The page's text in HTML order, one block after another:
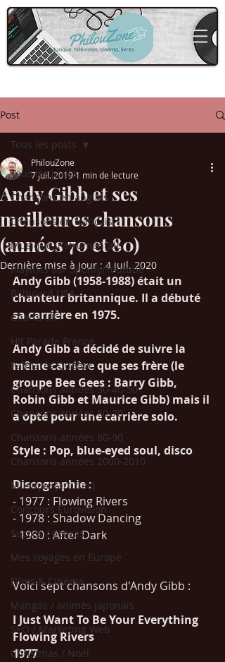
Post
Tous les posts
Chansons en anglais
Chansons en français
Musique instrumentale
Playlists sur Spotify/Youtube
Billboard USA
Charts UK
Hit Parade France
Palmarès Québec
Chansons années 30-40-50
Chansons années 60-70
Chansons années 80-90
Chansons années 2000-2010
Musique (articles)
Concours Eurovision
Succès / genres
Mes voyages en Europe
Films & Cinéma
Mangas / animés japonais
SEO / Marketing Web
Christmas / Noël
Tous les posts
Andy Gibb et ses
meilleures chansons
(années 70 et 80)
PhilouZone
7 juil. 20191 min de lecture
Dernière mise à jour :4 juil. 2020
Andy Gibb (1958-1988) était un
chanteur britannique. Il a débuté
sa carrière en 1975.
Andy Gibb a décidé de suivre la
même carrière que ses frère (le
groupe Bee Gees : Barry Gibb,
Robin Gibb et Maurice Gibb) mais il
a opté pour une carrière solo.
Style : Pop, blue-eyed soul, disco
Discographie :
- 1977 : Flowing Rivers
- 1978 : Shadow Dancing
- 1980 : After Dark
Voici sept chansons d'Andy Gibb :
I Just Want To Be Your Everything
Flowing Rivers
1977